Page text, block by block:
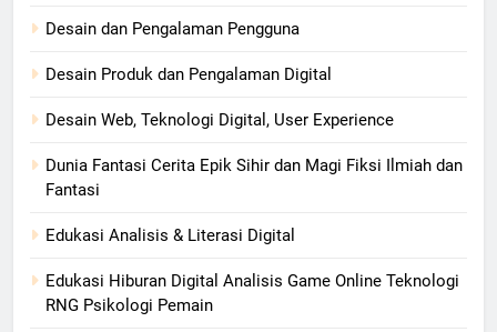
Desain dan Pengalaman Pengguna
Desain Produk dan Pengalaman Digital
Desain Web, Teknologi Digital, User Experience
Dunia Fantasi Cerita Epik Sihir dan Magi Fiksi Ilmiah dan
Fantasi
Edukasi Analisis & Literasi Digital
Edukasi Hiburan Digital Analisis Game Online Teknologi
RNG Psikologi Pemain